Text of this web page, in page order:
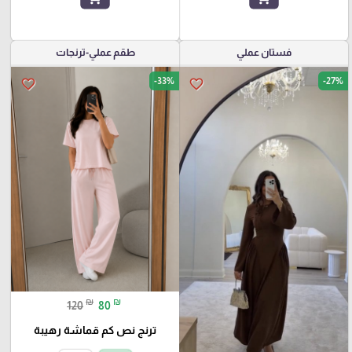
فستان عملي
favorite_border -27%
طقم عملي-ترنجات
favorite_border -33%
120 ₪ 80 ₪
ترنج نص كم قماشة رهيبة